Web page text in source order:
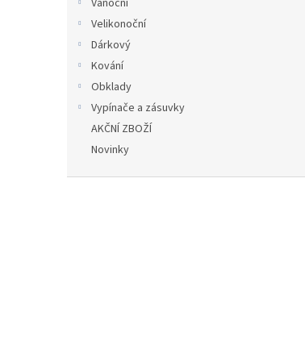
Vánoční
Velikonoční
Dárkový
Kování
Obklady
Vypínače a zásuvky
AKČNÍ ZBOŽÍ
Novinky